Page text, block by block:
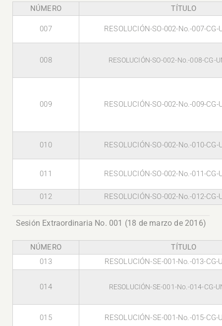
NÚMERO TÍTULO
007 RESOLUCIÓN-SO-002-No.-007-CG-
008 RESOLUCIÓN-SO-002-No.-008-CG-
009 RESOLUCIÓN-SO-002-No.-009-CG-
010 RESOLUCIÓN-SO-002-No.-010-CG-
011 RESOLUCIÓN-SO-002-No.-011-CG-
012 RESOLUCIÓN-SO-002-No.-012-CG-
Sesión Extraordinaria No. 001 (18 de marzo de 2016)
NÚMERO
TÍTULO
013
RESOLUCIÓN-SE-001-No.-013-CG-
014 RESOLUCIÓN-SE-001-No.-014-CG-
015 RESOLUCIÓN-SE-001-No.-015-CG-